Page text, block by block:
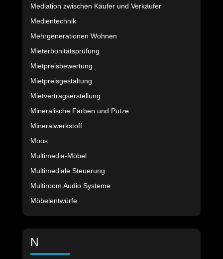
Mediation zwischen Käufer und Verkäufer
Medientechnik
Mehrgenerationen Wohnen
Mieterbonitätsprüfung
Mietpreisbewertung
Mietpreisgestaltung
Mietvertragserstellung
Mineralische Farben und Putze
Mineralwerkstoff
Moos
Multimedia-Möbel
Multimediale Steuerung
Multiroom Audio Systeme
Möbelentwürfe
N